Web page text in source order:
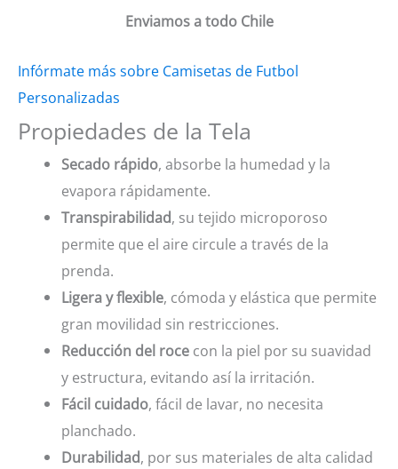
Enviamos a todo Chile
Infórmate más sobre Camisetas de Futbol
Personalizadas
Propiedades de la Tela
Secado rápido, absorbe la humedad y la
evapora rápidamente.
Transpirabilidad, su tejido microporoso
permite que el aire circule a través de la
prenda.
Ligera y flexible, cómoda y elástica que permite
gran movilidad sin restricciones.
Reducción del roce con la piel por su suavidad
y estructura, evitando así la irritación.
Fácil cuidado, fácil de lavar, no necesita
planchado.
Durabilidad, por sus materiales de alta calidad